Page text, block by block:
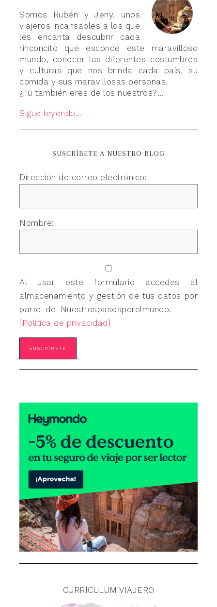
Somos Rubén y Jeny, unos
viajeros incansables a los que
les encanta descubrir cada
rinconcito que esconde este maravilloso
mundo, conocer las diferentes costumbres
y culturas que nos brinda cada país, su
comida y sus maravillosas personas.
¿Tú también eres de los nuestros?...
Sigue leyendo...
SUSCRÍBETE A NUESTRO BLOG
Dirección de correo electrónico:
Nombre:
Al usar este formulario accedes al
almacenamiento y gestión de tus datos por
parte de Nuestrospasosporelmundo.
[Política de privacidad]
CURRÍCULUM VIAJERO